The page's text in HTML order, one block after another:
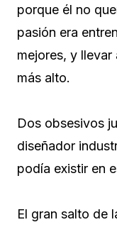
porque él no
pasión era
mejores, y
más alto.
Dos obsesivos
diseñador
podía existir en
El gran salto de